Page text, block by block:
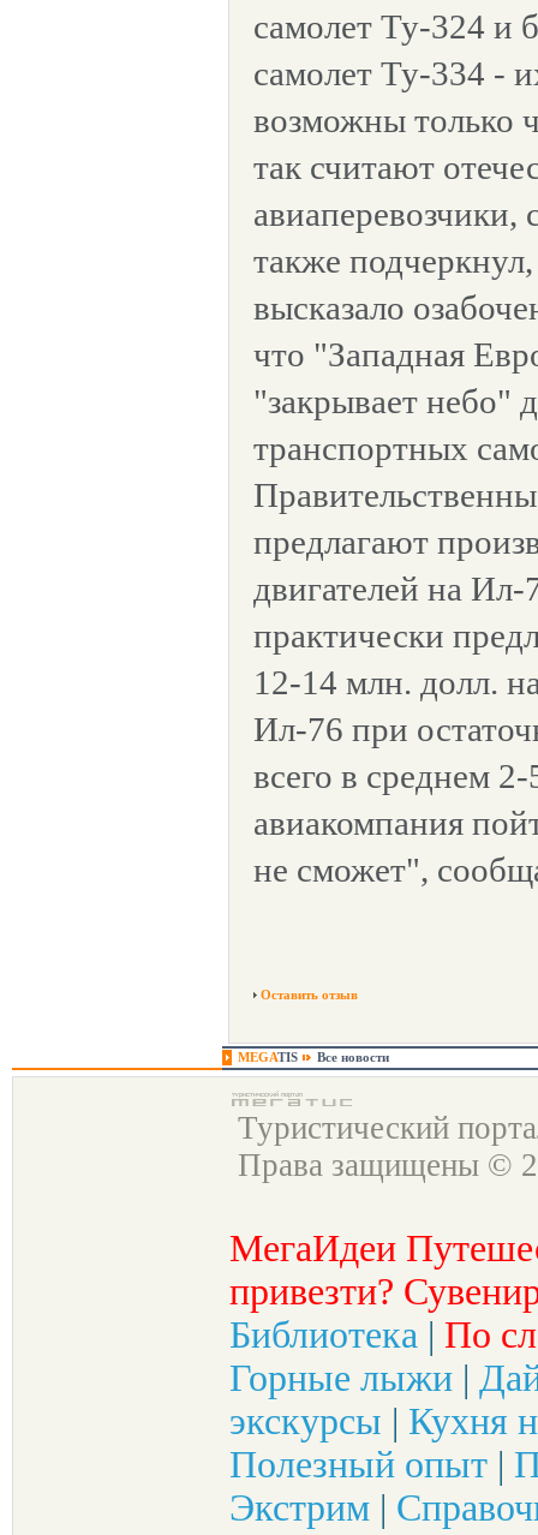
самолет Ту-324 и
самолет Ту-334 -
возможны только
так считают
авиаперевозчики,
также
высказало
что "Западная
"закрывает небо"
транспортных
предлагают
двигателей на
практически
12-14 млн. долл.
Ил-76 при
всего в среднем
авиакомпания
не сможет",
Оставить отзыв
MEGATIS Все новости
Туристический
Права защищены ©
МегаИдеи
привезти?
Библиотека | По
Горные лыжи |
экскурсы | Кухня
Полезный опыт |
Экстрим |